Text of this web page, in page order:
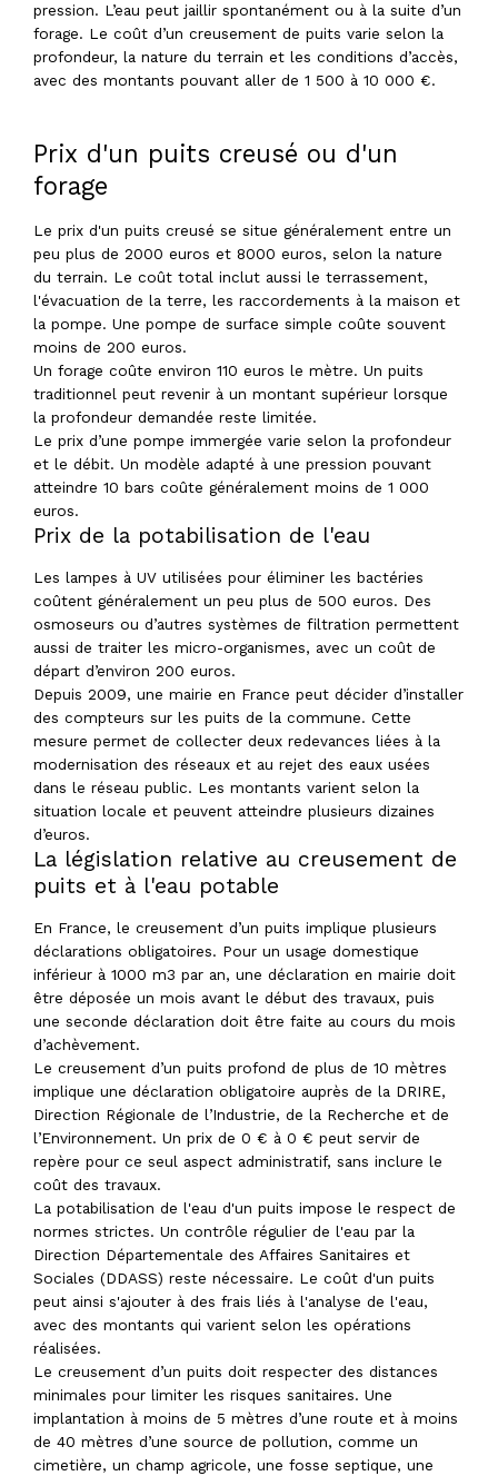
pression. L’eau peut jaillir spontanément ou à la suite d’un
forage. Le coût d’un creusement de puits varie selon la
profondeur, la nature du terrain et les conditions d’accès,
avec des montants pouvant aller de 1 500 à 10 000 €.
Prix d'un puits creusé ou d'un
forage
Le prix d'un puits creusé se situe généralement entre un
peu plus de 2000 euros et 8000 euros, selon la nature
du terrain. Le coût total inclut aussi le terrassement,
l'évacuation de la terre, les raccordements à la maison et
la pompe. Une pompe de surface simple coûte souvent
moins de 200 euros.
Un forage coûte environ 110 euros le mètre. Un puits
traditionnel peut revenir à un montant supérieur lorsque
la profondeur demandée reste limitée.
Le prix d’une pompe immergée varie selon la profondeur
et le débit. Un modèle adapté à une pression pouvant
atteindre 10 bars coûte généralement moins de 1 000
euros.
Prix de la potabilisation de l'eau
Les lampes à UV utilisées pour éliminer les bactéries
coûtent généralement un peu plus de 500 euros. Des
osmoseurs ou d’autres systèmes de filtration permettent
aussi de traiter les micro-organismes, avec un coût de
départ d’environ 200 euros.
Depuis 2009, une mairie en France peut décider d’installer
des compteurs sur les puits de la commune. Cette
mesure permet de collecter deux redevances liées à la
modernisation des réseaux et au rejet des eaux usées
dans le réseau public. Les montants varient selon la
situation locale et peuvent atteindre plusieurs dizaines
d’euros.
La législation relative au creusement de
puits et à l'eau potable
En France, le creusement d’un puits implique plusieurs
déclarations obligatoires. Pour un usage domestique
inférieur à 1000 m3 par an, une déclaration en mairie doit
être déposée un mois avant le début des travaux, puis
une seconde déclaration doit être faite au cours du mois
d’achèvement.
Le creusement d’un puits profond de plus de 10 mètres
implique une déclaration obligatoire auprès de la DRIRE,
Direction Régionale de l’Industrie, de la Recherche et de
l’Environnement. Un prix de 0 € à 0 € peut servir de
repère pour ce seul aspect administratif, sans inclure le
coût des travaux.
La potabilisation de l'eau d'un puits impose le respect de
normes strictes. Un contrôle régulier de l'eau par la
Direction Départementale des Affaires Sanitaires et
Sociales (DDASS) reste nécessaire. Le coût d'un puits
peut ainsi s'ajouter à des frais liés à l'analyse de l'eau,
avec des montants qui varient selon les opérations
réalisées.
Le creusement d’un puits doit respecter des distances
minimales pour limiter les risques sanitaires. Une
implantation à moins de 5 mètres d’une route et à moins
de 40 mètres d’une source de pollution, comme un
cimetière, un champ agricole, une fosse septique, une